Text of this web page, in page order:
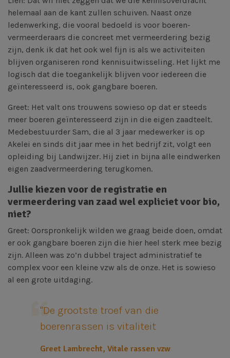
helemaal aan de kant zullen schuiven. Naast onze
ledenwerking, die vooral bedoeld is voor boeren-
vermeerderaars die concreet met vermeerdering bezig
zijn, denk ik dat het ook wel fijn is als we activiteiten
blijven organiseren rond kennisuitwisseling. Het lijkt me
logisch dat die toegankelijk blijven voor iedereen die
geïnteresseerd is, ook gangbare boeren.
Greet: Het valt ons trouwens sowieso op dat er steeds
meer boeren geïnteresseerd zijn in die eigen zaadteelt.
Medebestuurder Sam, die al 3 jaar medewerker is op
Akelei en sinds dit jaar mee in het bedrijf zit, volgt een
opleiding bij Landwijzer. Hij ziet in bijna alle eindwerken
eigen zaadvermeerdering terugkomen.
Jullie kiezen voor de registratie en
vermeerdering van zaad wel expliciet voor bio,
niet?
Greet: Oorspronkelijk wilden we graag beide doen, omdat
er ook gangbare boeren zijn die hier heel sterk mee bezig
zijn. Alleen was zo’n dubbel traject administratief te
complex voor een kleine vzw als de onze. Het is sowieso
al een grote uitdaging.
"De grootste troef van die
boerenrassen is vitaliteit
Greet Lambrecht, Vitale rassen vzw